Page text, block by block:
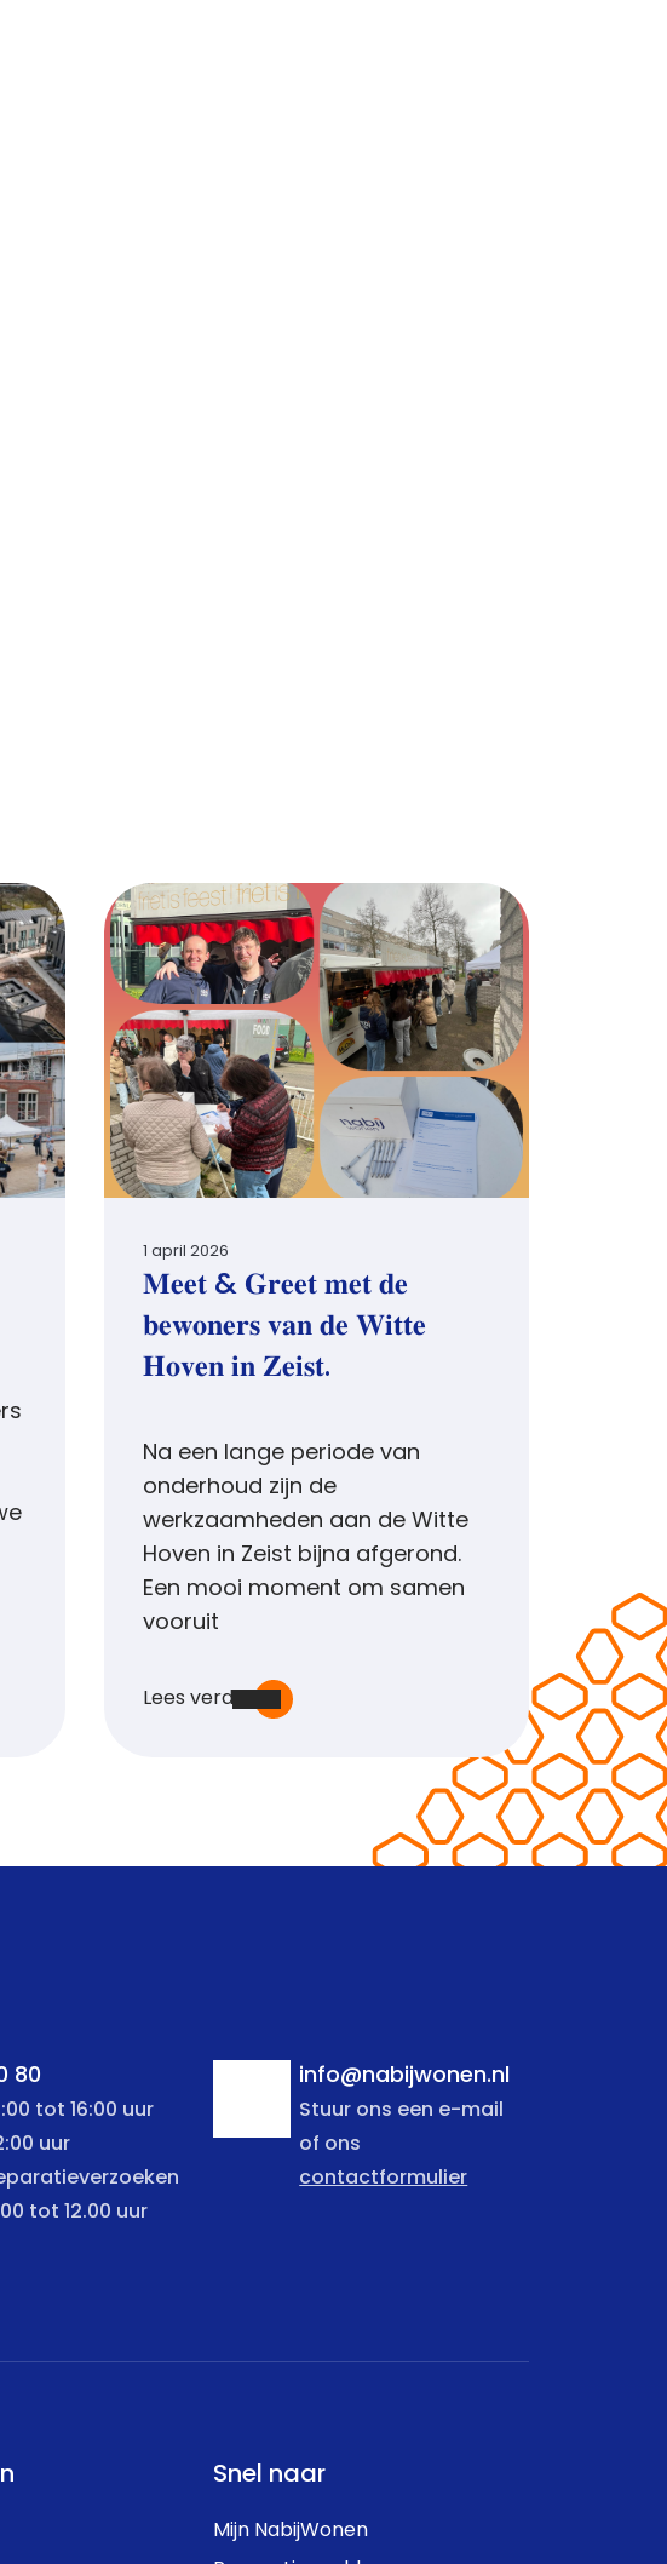
1 april 2026
𝐌𝐞𝐞𝐭 & 𝐆𝐫𝐞𝐞𝐭 𝐦𝐞𝐭 𝐝𝐞
𝐛𝐞𝐰𝐨𝐧𝐞𝐫𝐬 𝐯𝐚𝐧 𝐝𝐞 𝐖𝐢𝐭𝐭𝐞
𝐇𝐨𝐯𝐞𝐧 𝐢𝐧 𝐙𝐞𝐢𝐬𝐭.
Na een lange periode van
onderhoud zijn de
werkzaamheden aan de Witte
Hoven in Zeist bijna afgerond.
Een mooi moment om samen
vooruit
Lees verder
80
tot 16:00 uur
uur
tot 12.00 uur
info@nabijwonen.nl
Stuur ons een e-mail
of ons
contactformulier
Snel naar
Mijn NabijWonen